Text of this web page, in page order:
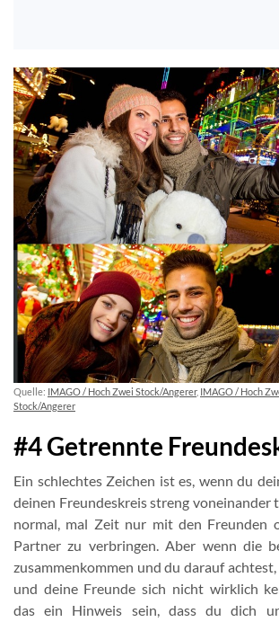
Quelle: IMAGO / Hoch Zwei Stock/Angerer, IMAGO / Hoch
Stock/Angerer
#4 Getrennte
Ein schlechtes Zeichen ist es, wenn du
deinen Freundeskreis streng voneinander
normal, mal Zeit nur mit den Freunden
Partner zu verbringen. Aber wenn die
zusammenkommen und du darauf
und deine Freunde sich nicht wirklich
das ein Hinweis sein, dass du dich